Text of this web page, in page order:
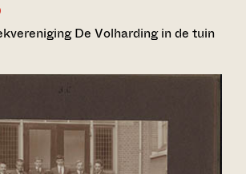
De Volharding in de tuin